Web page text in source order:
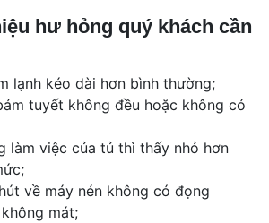
hư hỏng quý khách cần
lạnh kéo dài hơn bình thường;
tuyết không đều hoặc không có
làm việc của tủ thì thấy nhỏ hơn
về máy nén không có đọng
mát;